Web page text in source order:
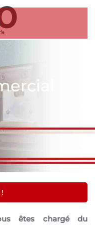
êtes chargé du